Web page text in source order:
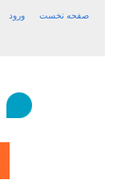
صفحه نخست ورود